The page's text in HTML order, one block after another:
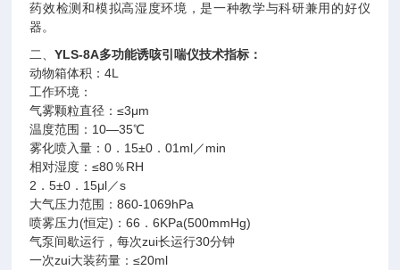
药效检测和模拟高湿度环境，是一种教学与科研兼用的好仪
器。
二、YLS-8A多功能诱咳引喘仪技术指标：
动物箱体积：4L
工作环境：
气雾颗粒直径：≤3μm
温度范围：10—35℃
雾化喷入量：0．15±0．01ml／min
相对湿度：≤80％RH
2．5±0．15μl／s
大气压力范围：860-1069hPa
喷雾压力(恒定)：66．6KPa(500mmHg)
气泵间歇运行，每次zui长运行30分钟
一次zui大装药量：≤20ml